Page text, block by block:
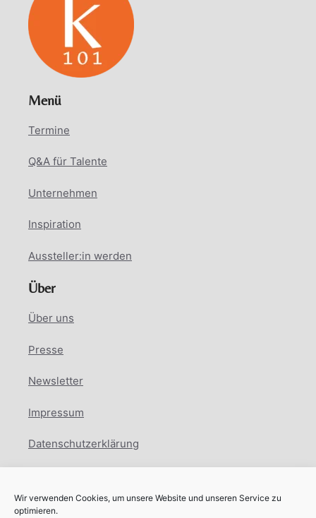
Wir verwenden Cookies, um unsere Website und unseren Service zu
optimieren.
Menü
Termine
Q&A für Talente
Unternehmen
Inspiration
Aussteller:in werden
Über
Über uns
Presse
Newsletter
Impressum
Datenschutzerklärung
Facebook
Instagram
LinkedIn